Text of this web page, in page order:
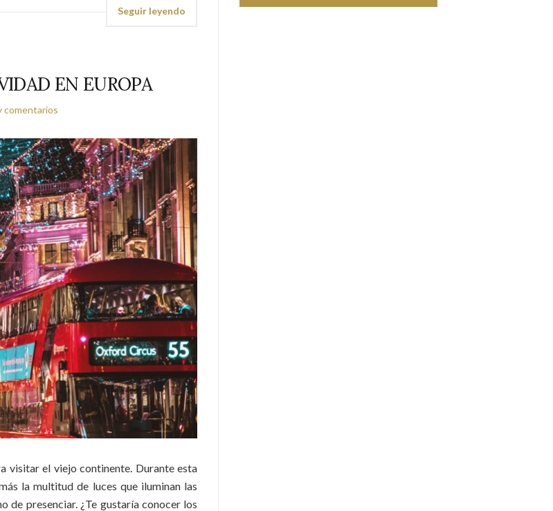
Seguir leyendo
EN EUROPA
comentarios
visitar el viejo continente. Durante esta
la multitud de luces que iluminan las
de presenciar. ¿Te gustaría conocer los